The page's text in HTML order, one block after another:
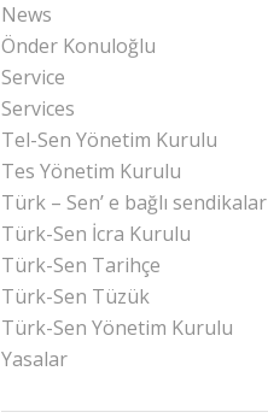
News
Önder Konuloğlu
Service
Services
Tel-Sen Yönetim Kurulu
Tes Yönetim Kurulu
Türk – Sen’ e bağlı sendikalar
Türk-Sen İcra Kurulu
Türk-Sen Tarihçe
Türk-Sen Tüzük
Türk-Sen Yönetim Kurulu
Yasalar